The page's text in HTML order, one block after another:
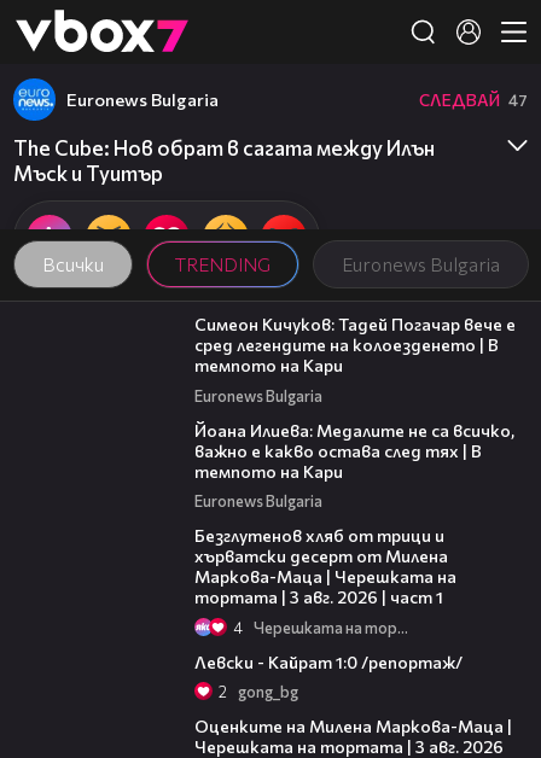
👾
Всички TRENDING Euronews Bulgaria
Euronews Bulgaria СЛЕДВАЙ 47
The Cube: Нов обрат в сагата между Илън
Мъск и Туитър
11:23
Симеон Кичуков: Тадей Погачар вече е
сред легендите на колоезденето | В
темпото на Кари
Euronews Bulgaria
Йоана Илиева: Медалите не са всичко,
важно е какво остава след тях | В
темпото на Кари
Euronews Bulgaria
Безглутенов хляб от трици и
хърватски десерт от Милена
Маркова-Маца | Черешката на
тортата | 3 авг. 2026 | част 1
4 Черешката на тортата
Левски - Кайрат 1:0 /репортаж/
2 gong_bg
Оценките на Милена Маркова-Маца |
Черешката на тортата | 3 авг. 2026